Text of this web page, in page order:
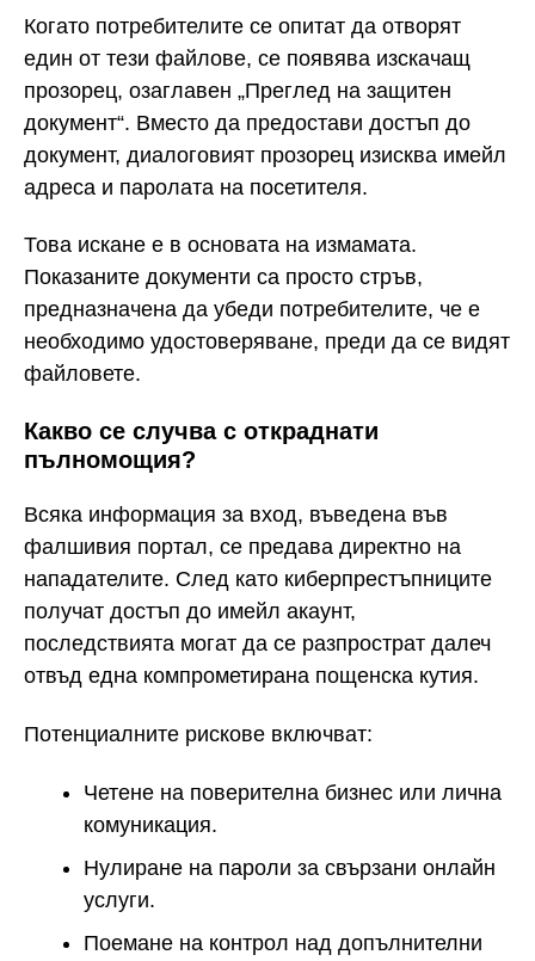
Когато потребителите се опитат да отворят
един от тези файлове, се появява изскачащ
прозорец, озаглавен „Преглед на защитен
документ“. Вместо да предостави достъп до
документ, диалоговият прозорец изисква имейл
адреса и паролата на посетителя.
Това искане е в основата на измамата.
Показаните документи са просто стръв,
предназначена да убеди потребителите, че е
необходимо удостоверяване, преди да се видят
файловете.
Какво се случва с откраднати
пълномощия?
Всяка информация за вход, въведена във
фалшивия портал, се предава директно на
нападателите. След като киберпрестъпниците
получат достъп до имейл акаунт,
последствията могат да се разпрострат далеч
отвъд една компрометирана пощенска кутия.
Потенциалните рискове включват:
Четене на поверителна бизнес или лична
комуникация.
Нулиране на пароли за свързани онлайн
услуги.
Поемане на контрол над допълнителни